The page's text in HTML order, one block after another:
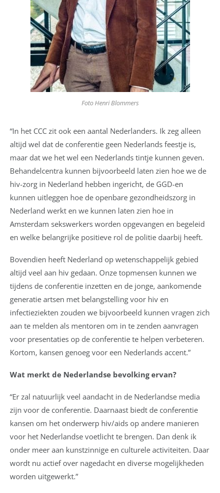
Foto Henri Blommers
“In het CCC zit ook een aantal Nederlanders. Ik zeg alleen
altijd wel dat de conferentie geen Nederlands feestje is,
maar dat we het wel een Nederlands tintje kunnen geven.
Behandelcentra kunnen bijvoorbeeld laten zien hoe we de
hiv-zorg in Nederland hebben ingericht, de GGD-en
kunnen uitleggen hoe de openbare gezondheidszorg in
Nederland werkt en we kunnen laten zien hoe in
Amsterdam sekswerkers worden opgevangen en begeleid
en welke belangrijke positieve rol de politie daarbij heeft.
Bovendien heeft Nederland op wetenschappelijk gebied
altijd veel aan hiv gedaan. Onze topmensen kunnen we
tijdens de conferentie inzetten en de jonge, aankomende
generatie artsen met belangstelling voor hiv en
infectieziekten zouden we bijvoorbeeld kunnen vragen zich
aan te melden als mentoren om in te zenden aanvragen
voor presentaties op de conferentie te helpen verbeteren.
Kortom, kansen genoeg voor een Nederlands accent.”
Wat merkt de Nederlandse bevolking ervan?
“Er zal natuurlijk veel aandacht in de Nederlandse media
zijn voor de conferentie. Daarnaast biedt de conferentie
kansen om het onderwerp hiv/aids op andere manieren
voor het Nederlandse voetlicht te brengen. Dan denk ik
onder meer aan kunstzinnige en culturele activiteiten. Daar
wordt nu actief over nagedacht en diverse mogelijkheden
worden uitgewerkt.”